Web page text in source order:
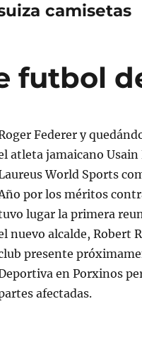
camisetas
futbol
Federer y
atleta jamaicano Usain
World Sports
por los méritos
lugar la primera
nuevo alcalde, Robert
presente
en Porxinos
afectadas.